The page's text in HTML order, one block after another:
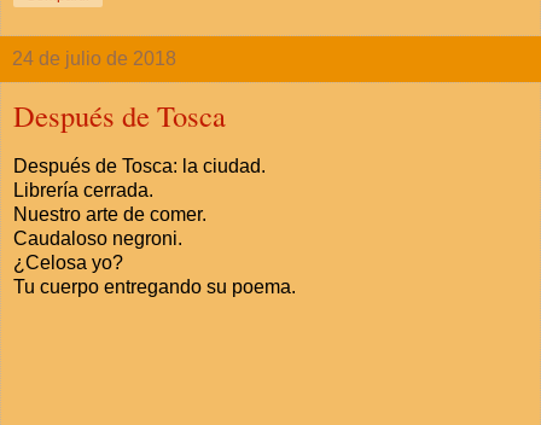
24 de julio de 2018
Después de Tosca
Después de Tosca: la ciudad.
Librería cerrada.
Nuestro arte de comer.
Caudaloso negroni.
¿Celosa yo?
Tu cuerpo entregando su poema.